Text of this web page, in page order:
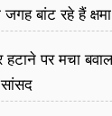
बांट रहे हैं
हटाने पर मचा